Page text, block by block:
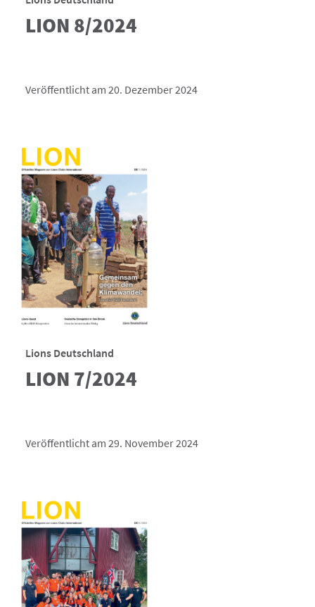
LION 8/2024
Veröffentlicht am 20. Dezember 2024
Lions Deutschland
LION 7/2024
Veröffentlicht am 29. November 2024